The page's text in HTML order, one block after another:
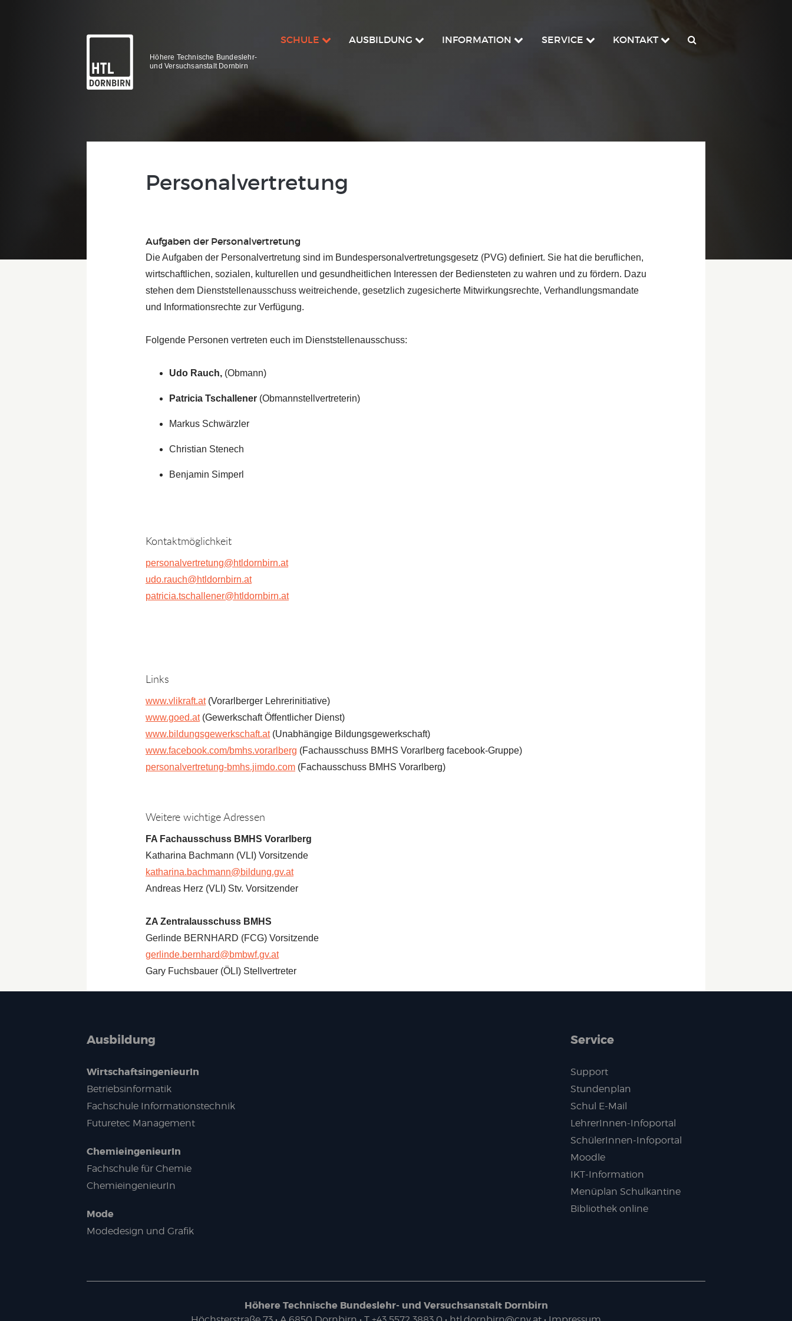
Höhere Technische Bundeslehr-
und Versuchsanstalt Dornbirn
SCHULE AUSBILDUNG INFORMATION SERVICE KONTAKT
Personalvertretung
Aufgaben der Personalvertretung
Die Aufgaben der Personalvertretung sind im Bundespersonalvertretungsgesetz (PVG) definiert. Sie hat die beruflichen,
wirtschaftlichen, sozialen, kulturellen und gesundheitlichen Interessen der Bediensteten zu wahren und zu fördern. Dazu
stehen dem Dienststellenausschuss weitreichende, gesetzlich zugesicherte Mitwirkungsrechte, Verhandlungsmandate
und Informationsrechte zur Verfügung.
Folgende Personen vertreten euch im Dienststellenausschuss:
Udo Rauch, (Obmann)
Patricia Tschallener (Obmannstellvertreterin)
Markus Schwärzler
Christian Stenech
Benjamin Simperl
Kontaktmöglichkeit
personalvertretung@htldornbirn.at
udo.rauch@htldornbirn.at
patricia.tschallener@htldornbirn.at
Links
www.vlikraft.at(Vorarlberger Lehrerinitiative)
www.goed.at(Gewerkschaft Öffentlicher Dienst)
www.bildungsgewerkschaft.at(Unabhängige Bildungsgewerkschaft)
www.facebook.com/bmhs.vorarlberg (Fachausschuss BMHS Vorarlberg facebook-Gruppe)
personalvertretung-bmhs.jimdo.com (Fachausschuss BMHS Vorarlberg)
Weitere wichtige Adressen
FA Fachausschuss BMHS Vorarlberg
Katharina Bachmann (VLI) Vorsitzende
katharina.bachmann@bildung.gv.at
Andreas Herz (VLI) Stv. Vorsitzender
ZA Zentralausschuss BMHS
Gerlinde BERNHARD (FCG) Vorsitzende
gerlinde.bernhard@bmbwf.gv.at
Gary Fuchsbauer (ÖLI) Stellvertreter
Ausbildung
WirtschaftsingenieurIn
Betriebsinformatik
Fachschule Informationstechnik
Futuretec Management
ChemieingenieurIn
Fachschule für Chemie
ChemieingenieurIn
Mode
Modedesign und Grafik
Service
Support
Stundenplan
Schul E-Mail
LehrerInnen-Infoportal
SchülerInnen-Infoportal
Moodle
IKT-Information
Menüplan Schulkantine
Bibliothek online
Höhere Technische Bundeslehr- und Versuchsanstalt Dornbirn